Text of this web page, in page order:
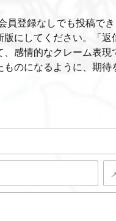
員登録なしでも投稿で
にしてください。「
感情的なクレーム表
のになるように、期